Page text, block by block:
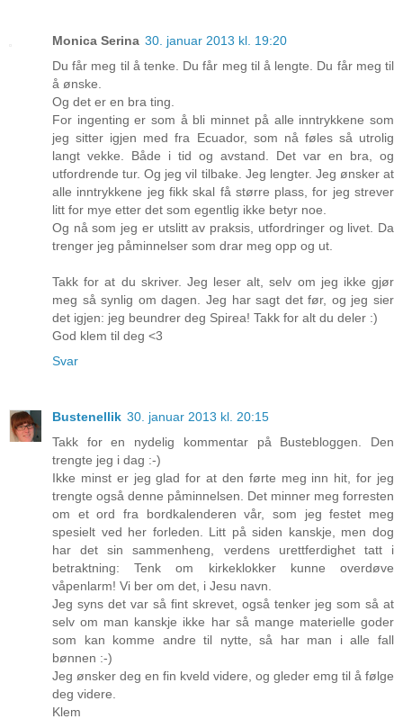
Monica Serina 30. januar 2013 kl. 19:20
Du får meg til å tenke. Du får meg til å lengte. Du får meg til
å ønske.
Og det er en bra ting.
For ingenting er som å bli minnet på alle inntrykkene som
jeg sitter igjen med fra Ecuador, som nå føles så utrolig
langt vekke. Både i tid og avstand. Det var en bra, og
utfordrende tur. Og jeg vil tilbake. Jeg lengter. Jeg ønsker at
alle inntrykkene jeg fikk skal få større plass, for jeg strever
litt for mye etter det som egentlig ikke betyr noe.
Og nå som jeg er utslitt av praksis, utfordringer og livet. Da
trenger jeg påminnelser som drar meg opp og ut.
Takk for at du skriver. Jeg leser alt, selv om jeg ikke gjør
meg så synlig om dagen. Jeg har sagt det før, og jeg sier
det igjen: jeg beundrer deg Spirea! Takk for alt du deler :)
God klem til deg <3
Svar
Bustenellik 30. januar 2013 kl. 20:15
Takk for en nydelig kommentar på Bustebloggen. Den
trengte jeg i dag :-)
Ikke minst er jeg glad for at den førte meg inn hit, for jeg
trengte også denne påminnelsen. Det minner meg forresten
om et ord fra bordkalenderen vår, som jeg festet meg
spesielt ved her forleden. Litt på siden kanskje, men dog
har det sin sammenheng, verdens urettferdighet tatt i
betraktning: Tenk om kirkeklokker kunne overdøve
våpenlarm! Vi ber om det, i Jesu navn.
Jeg syns det var så fint skrevet, også tenker jeg som så at
selv om man kanskje ikke har så mange materielle goder
som kan komme andre til nytte, så har man i alle fall
bønnen :-)
Jeg ønsker deg en fin kveld videre, og gleder emg til å følge
deg videre.
Klem